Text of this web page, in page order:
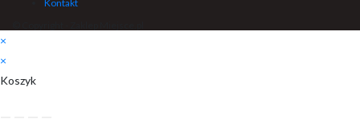
Kontakt
×
×
Koszyk